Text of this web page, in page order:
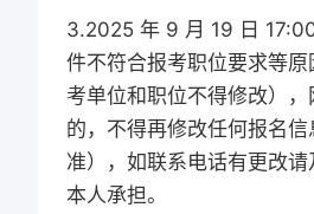
3.2025 年 9 月 19 日
件不符合报考职位要求等
考单位和职位不得修改）
的，不得再修改任何报名
准），如联系电话有更改
本人承担。